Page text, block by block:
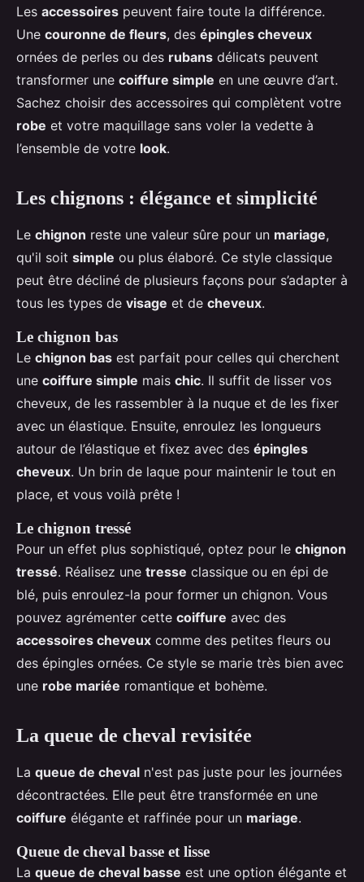
Les accessoires peuvent faire toute la différence.
Une couronne de fleurs, des épingles cheveux
ornées de perles ou des rubans délicats peuvent
transformer une coiffure simple en une œuvre d’art.
Sachez choisir des accessoires qui complètent votre
robe et votre maquillage sans voler la vedette à
l’ensemble de votre look.
Les chignons : élégance et simplicité
Le chignon reste une valeur sûre pour un mariage,
qu'il soit simple ou plus élaboré. Ce style classique
peut être décliné de plusieurs façons pour s’adapter à
tous les types de visage et de cheveux.
Le chignon bas
Le chignon bas est parfait pour celles qui cherchent
une coiffure simple mais chic. Il suffit de lisser vos
cheveux, de les rassembler à la nuque et de les fixer
avec un élastique. Ensuite, enroulez les longueurs
autour de l’élastique et fixez avec des épingles
cheveux. Un brin de laque pour maintenir le tout en
place, et vous voilà prête !
Le chignon tressé
Pour un effet plus sophistiqué, optez pour le chignon
tressé. Réalisez une tresse classique ou en épi de
blé, puis enroulez-la pour former un chignon. Vous
pouvez agrémenter cette coiffure avec des
accessoires cheveux comme des petites fleurs ou
des épingles ornées. Ce style se marie très bien avec
une robe mariée romantique et bohème.
La queue de cheval revisitée
La queue de cheval n'est pas juste pour les journées
décontractées. Elle peut être transformée en une
coiffure élégante et raffinée pour un mariage.
Queue de cheval basse et lisse
La queue de cheval basse est une option élégante et